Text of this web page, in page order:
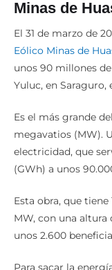
Minas de
El 31 de marzo de
Eólico Minas de
unos 90 millones de
Es el más grande
megavatios (MW).
electricidad, que
Esta obra, que tiene
MW, con una altura